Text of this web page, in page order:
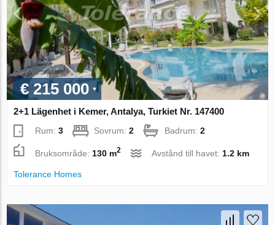
€ 215 000
2+1 Lägenhet i Kemer, Antalya, Turkiet Nr. 147400
Rum:3 Sovrum:2 Badrum:2
Bruksområde: 130 m2 Avstånd till havet: 1.2 km
Tolerance Homes